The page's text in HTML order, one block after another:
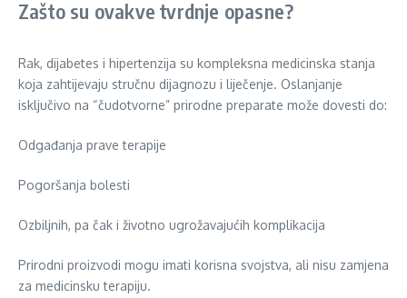
Zašto su ovakve tvrdnje opasne?
Rak, dijabetes i hipertenzija su kompleksna medicinska stanja
koja zahtijevaju stručnu dijagnozu i liječenje. Oslanjanje
isključivo na “čudotvorne” prirodne preparate može dovesti do:
Odgađanja prave terapije
Pogoršanja bolesti
Ozbiljnih, pa čak i životno ugrožavajućih komplikacija
Prirodni proizvodi mogu imati korisna svojstva, ali nisu zamjena
za medicinsku terapiju.